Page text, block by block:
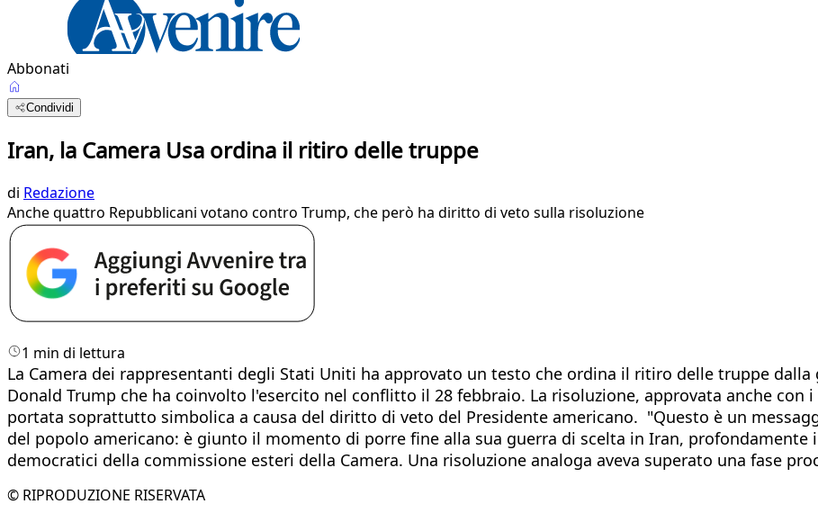
Abbonati
Condividi
Iran, la Camera Usa ordina il ritiro delle truppe
di Redazione
Anche quattro Repubblicani votano contro Trump, che però ha diritto di veto sulla risoluzione
1 min di lettura
La Camera dei rappresentanti degli Stati Uniti ha approvato un testo che ordina il ritiro delle truppe
Donald Trump che ha coinvolto l'esercito nel conflitto il 28 febbraio. La risoluzione, approvata anche
portata soprattutto simbolica a causa del diritto di veto del Presidente americano. "Questo è un
del popolo americano: è giunto il momento di porre fine alla sua guerra di scelta in Iran,
democratici della commissione esteri della Camera. Una risoluzione analoga aveva superato una fase
© RIPRODUZIONE RISERVATA